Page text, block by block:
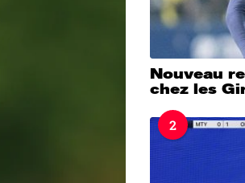
Nouveau
chez les
2